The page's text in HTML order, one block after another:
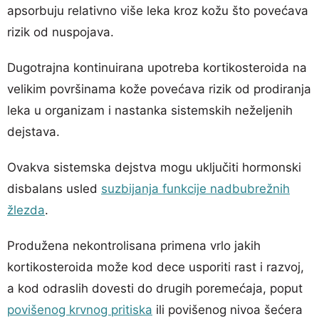
apsorbuju relativno više leka kroz kožu što povećava
rizik od nuspojava.
Dugotrajna kontinuirana upotreba kortikosteroida na
velikim površinama kože povećava rizik od prodiranja
leka u organizam i nastanka sistemskih neželjenih
dejstava.
Ovakva sistemska dejstva mogu uključiti hormonski
disbalans usled suzbijanja funkcije nadbubrežnih
žlezda.
Produžena nekontrolisana primena vrlo jakih
kortikosteroida može kod dece usporiti rast i razvoj,
a kod odraslih dovesti do drugih poremećaja, poput
povišenog krvnog pritiska ili povišenog nivoa šećera